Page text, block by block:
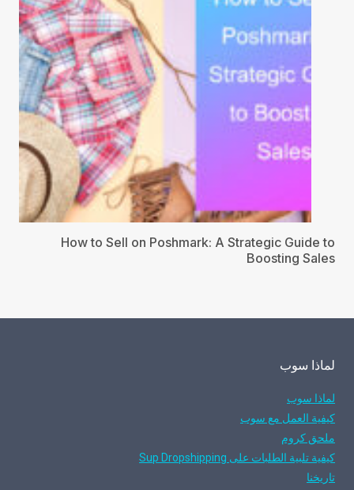
How to Sell on Poshmark: A Strategic Guide to
Boosting Sales
لماذا سوب
لماذا سوب
كيفية العمل مع سوب
ملحق كروم
كيفية تلبية الطلبات على Sup Dropshipping
تاريخنا